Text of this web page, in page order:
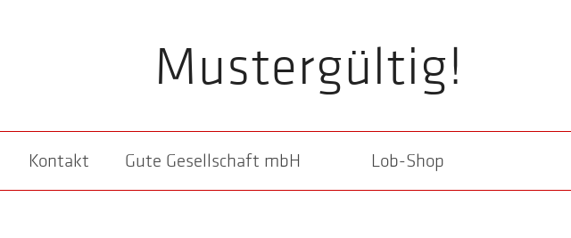
Mustergültig!
Kontakt Gute Gesellschaft mbH Lob-Shop